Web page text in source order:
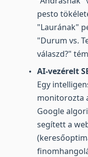
pesto
"Laurának"
"Durum vs.
válaszd?"
AI-vezérelt
Egy
monitorozta
Google
segített a